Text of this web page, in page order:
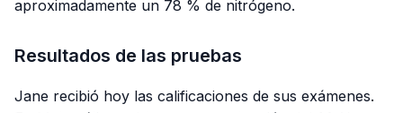
aproximadamente un 78 % de nitrógeno.
Resultados de las pruebas
Jane recibió hoy las calificaciones de sus exámenes.